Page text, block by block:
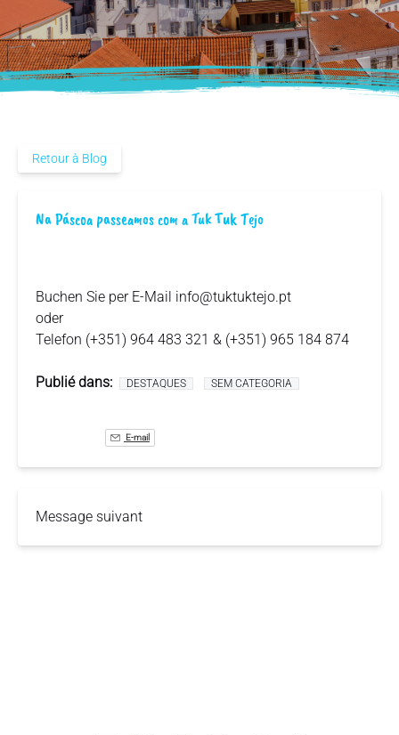
Retour à Blog
Na Páscoa passeamos com a Tuk Tuk Tejo
Buchen Sie per E-Mail info@tuktuktejo.pt
oder
Telefon (+351) 964 483 321 & (+351) 965 184 874
Publié dans: DESTAQUES SEM CATEGORIA
E-mail
Message suivant